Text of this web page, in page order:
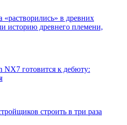
в древних
историю древнего племени,
готовится к дебюту:
строить в три раза